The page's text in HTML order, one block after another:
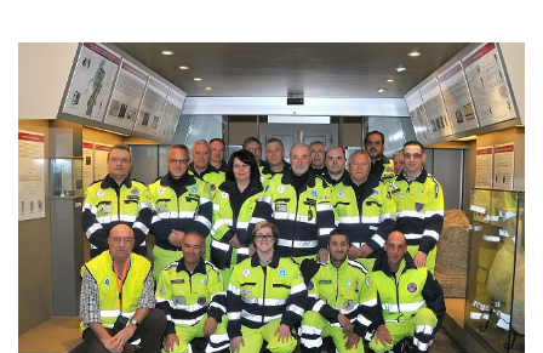
pubblicità
CERCA
Cerca
per
comune
Ricerca
avanzata